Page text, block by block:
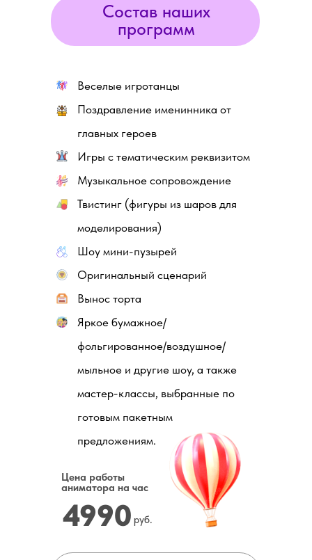
Цена работы
аниматора на час
4990 руб.
Веселые игротанцы
Поздравление именинника от
главных героев
Игры с тематическим реквизитом
Музыкальное сопровождение
Твистинг (фигуры из шаров для
моделирования)
Шоу мини-пузырей
Оригинальный сценарий
Вынос торта
Яркое бумажное/
фольгированное/воздушное/
мыльное и другие шоу, а также
мастер-классы, выбранные по
готовым пакетным
предложениям.
Состав наших
программ